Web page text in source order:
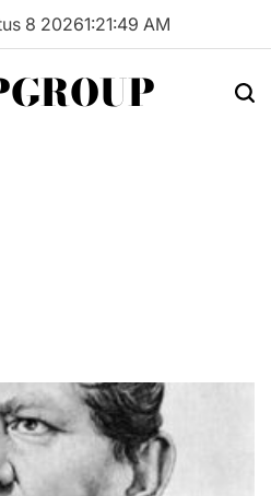
8 20261:21:49 AM